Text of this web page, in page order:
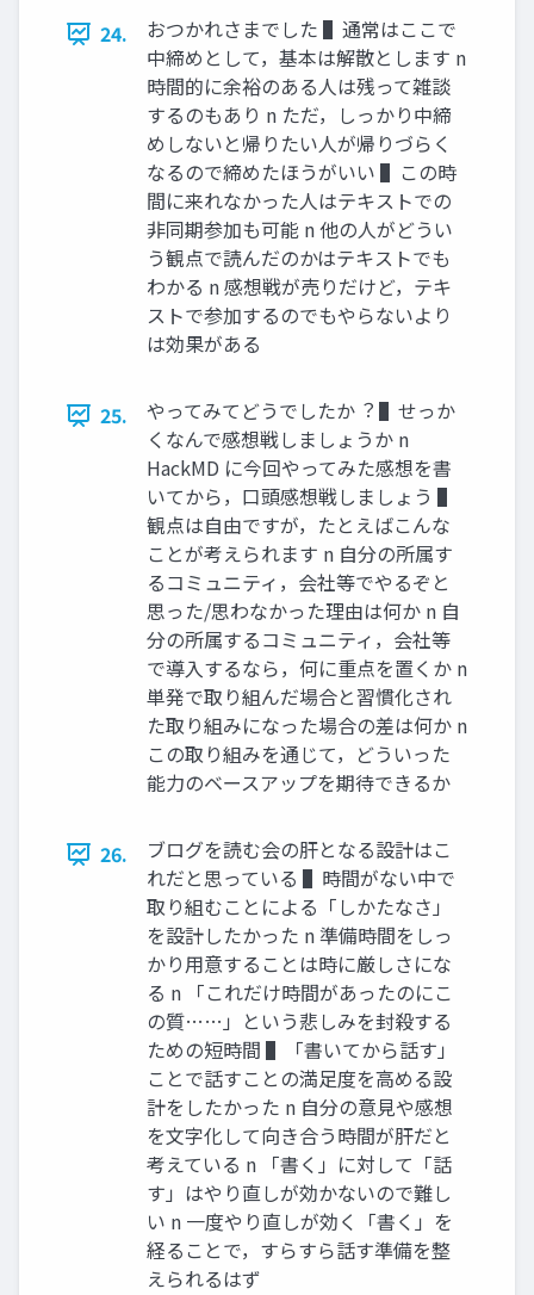
24.
おつかれさまでした ▌通常はここで
中締めとして，基本は解散とします n
時間的に余裕のある⼈は残って雑談
するのもあり n ただ，しっかり中締
めしないと帰りたい⼈が帰りづらく
なるので締めたほうがいい ▌この時
間に来れなかった⼈はテキストでの
⾮同期参加も可能 n 他の⼈がどうい
う観点で読んだのかはテキストでも
わかる n 感想戦が売りだけど，テキ
ストで参加するのでもやらないより
は効果がある
25.
やってみてどうでしたか︖ ▌せっか
くなんで感想戦しましょうか n
HackMD に今回やってみた感想を書
いてから，⼝頭感想戦しましょう ▌
観点は⾃由ですが，たとえばこんな
ことが考えられます n ⾃分の所属す
るコミュニティ，会社等でやるぞと
思った/思わなかった理由は何か n ⾃
分の所属するコミュニティ，会社等
で導⼊するなら，何に重点を置くか n
単発で取り組んだ場合と習慣化され
た取り組みになった場合の差は何か n
この取り組みを通じて，どういった
能⼒のベースアップを期待できるか
26.
ブログを読む会の肝となる設計はこ
れだと思っている ▌時間がない中で
取り組むことによる「しかたなさ」
を設計したかった n 準備時間をしっ
かり⽤意することは時に厳しさにな
る n 「これだけ時間があったのにこ
の質……」という悲しみを封殺する
ための短時間 ▌「書いてから話す」
ことで話すことの満⾜度を⾼める設
計をしたかった n ⾃分の意⾒や感想
を⽂字化して向き合う時間が肝だと
考えている n 「書く」に対して「話
す」はやり直しが効かないので難し
い n ⼀度やり直しが効く「書く」を
経ることで，すらすら話す準備を整
えられるはず